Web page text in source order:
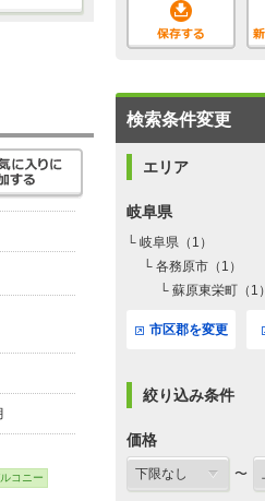
コニー
検索条件変更
エリア
岐阜県
└ 岐阜県（1）
└ 各務原市（1）
└ 蘇原東栄町（1）
市区郡を変更
絞り込み条件
価格
〜